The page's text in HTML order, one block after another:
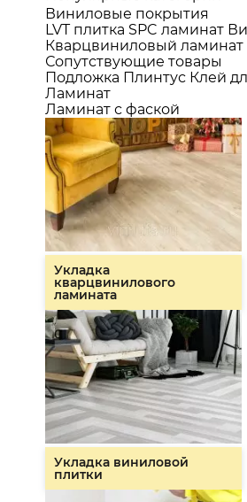
Виниловые покрытия
LVT плитка SPC ламинат
Кварцвиниловый ламинат
Сопутствующие товары
Подложка Плинтус Клей
Ламинат
Ламинат с фаской
Укладка
кварцвинилового
ламината
Укладка виниловой
плитки